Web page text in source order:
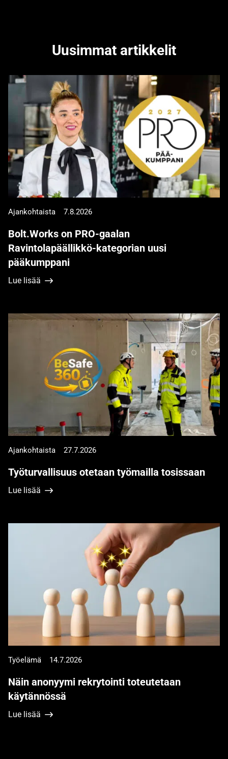
Uusimmat artikkelit
Ajankohtaista 7.8.2026
Bolt.Works on PRO-gaalan
Ravintolapäällikkö-kategorian uusi
pääkumppani
Lue lisää
Ajankohtaista 27.7.2026
Työturvallisuus otetaan työmailla tosissaan
Lue lisää
Työelämä 14.7.2026
Näin anonyymi rekrytointi toteutetaan
käytännössä
Lue lisää